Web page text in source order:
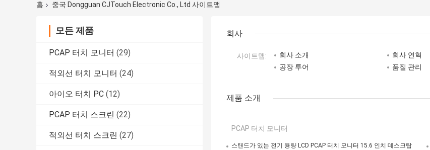
홈 중국 Dongguan CJTouch Electronic Co., Ltd 사이트맵
모든 제품
PCAP 터치 모니터 (29)
적외선 터치 모니터 (24)
아이오 터치 PC (12)
PCAP 터치 스크린 (22)
적외선 터치 스크린 (27)
회사
사이트맵: 회사 소개 회사 연혁
공장 투어
품질 관리
제품 소개
PCAP 터치 모니터
스탠드가 있는 전기 용량 LCD PCAP 터치 모니터 15.6 인치 데스크탑